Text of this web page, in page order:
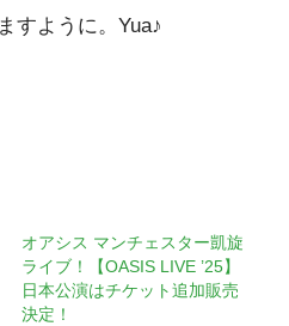
すように。Yua♪
オアシス マンチェスター凱旋
ライブ！【OASIS LIVE ’25】
日本公演はチケット追加販売
決定！